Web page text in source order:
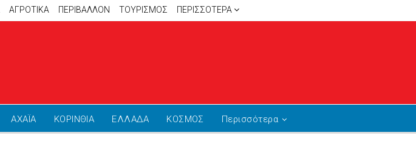
ΑΓΡΟΤΙΚΑ ΠΕΡΙΒΑΛΛΟΝ ΤΟΥΡΙΣΜΟΣ ΠΕΡΙΣΣΌΤΕΡΑ
ΑΧΑΪΑ ΚΟΡΙΝΘΙΑ ΕΛΛΑΔΑ ΚΟΣΜΟΣ Περισσότερα